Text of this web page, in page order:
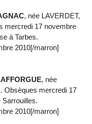
, née LAVERDET,
mercredi 17 novembre
à Tarbes.
2010[/marron]
, née
Obsèques mercredi 17
Sarrouilles.
2010[/marron]